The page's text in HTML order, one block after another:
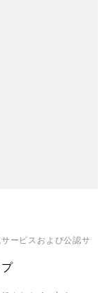
ービスおよび公認サ